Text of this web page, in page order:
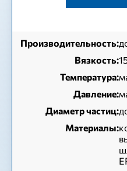
Производительность:
Вязкость:
Температура:
Давление:
Диаметр частиц:
Материалы: